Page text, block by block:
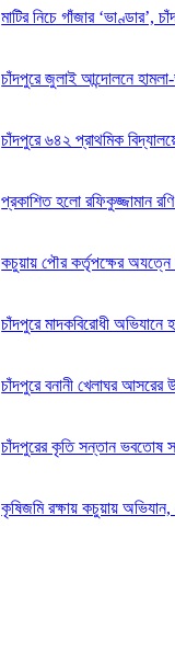
মাটির নিচে গাঁজার ‘ভাণ্ডার’,
চাঁদপুরে জুলাই আন্দোলনে
চাঁদপুরে ৬৪২ প্রাথমিক
প্রকাশিত হলো রফিকুজ্জামান
কচুয়ায় পৌর কর্তৃপক্ষের অযত্নে
চাঁদপুরে মাদকবিরোধী অভিযানে
চাঁদপুরে বনানী খেলাঘর
চাঁদপুরের কৃতি সন্তান ভবতোষ
কৃষিজমি রক্ষায় কচুয়ায়